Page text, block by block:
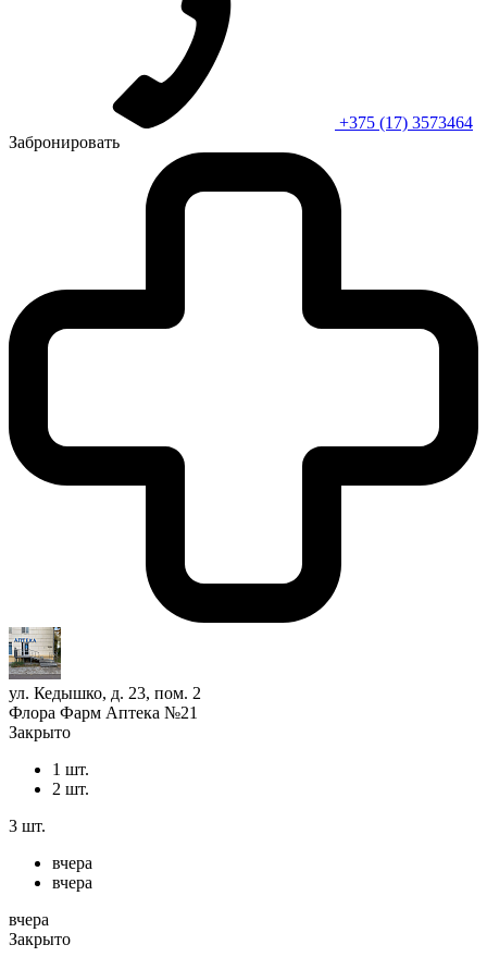
+375 (17) 3573464
Забронировать
ул. Кедышко, д. 23, пом. 2
Флора Фарм Аптека №21
Закрыто
1 шт.
2 шт.
3 шт.
вчера
вчера
вчера
Закрыто